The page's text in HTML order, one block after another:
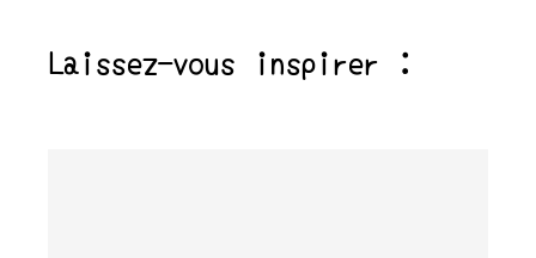
Laissez-vous inspirer :